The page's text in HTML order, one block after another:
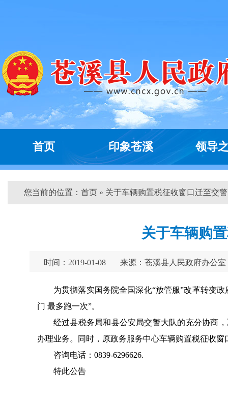
首页 印象苍溪 领导
您当前的位置： 首页 » 关于车辆购置税征收窗口迁至交
关于车辆购
时间：2019-01-08 来源：苍溪县人民政府办公室
为贯彻落实国务院全国深化“放管服”改革转变
门 最多跑一次”。
经过县税务局和县公安局交警大队的充分协商
办理业务。同时，原政务服务中心车辆购置税征收
咨询电话：0839-6296626.
特此公告